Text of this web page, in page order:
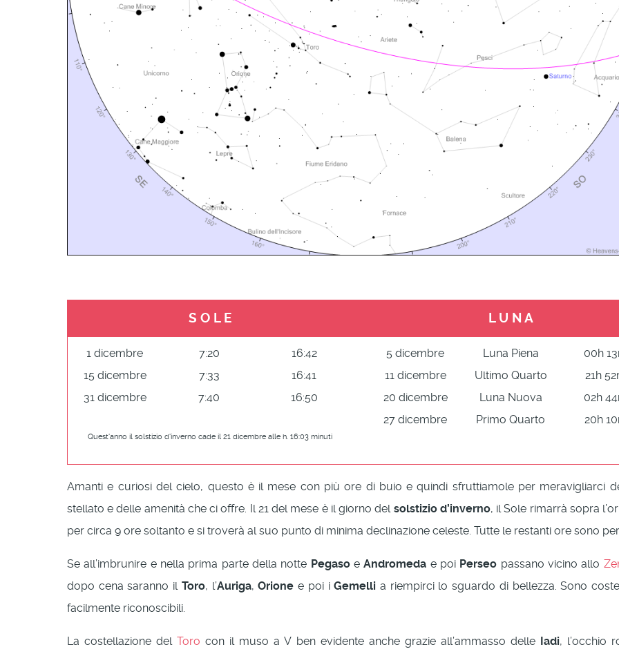
S O L E L U N A
1 dicembre 7:20 16:42 5 dicembre Luna Piena
00h
15 dicembre
7:33 16:41 11 dicembre Ultimo Quarto
21h
31 dicembre
7:40 16:50 20 dicembre Luna Nuova 02h
Quest'anno il solstizio d'inverno cade il 21 dicembre alle h. 16:03 minuti
27 dicembre Primo Quarto 20h
Amanti e curiosi del cielo, questo è il mese con più ore di buio e quindi sfruttiamole per meravigliarci
stellato e delle amenità che ci offre. Il 21 del mese è il giorno del solstizio d’inverno, il Sole rimarrà sopra
per circa 9 ore soltanto e si troverà al suo punto di minima declinazione celeste. Tutte le restanti ore sono
Se all’imbrunire e nella prima parte della notte PegasoeAndromeda e poi Perseo passano vicino allo
dopo cena saranno il Toro, l’Auriga,Orione e poi iGemelli a riempirci lo sguardo di bellezza. Sono
facilmente riconoscibili.
La costellazione delToro con il muso a V ben evidente anche grazie all’ammasso delle Iadi, l’occhio